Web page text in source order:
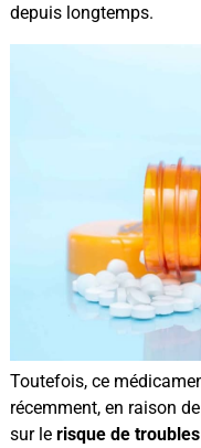
depuis longtemps.
Toutefois, ce
récemment, en raison
sur le risque de